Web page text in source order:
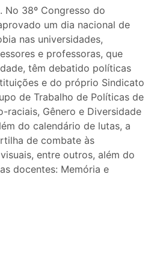
No 38º Congresso do
um dia nacional de
nas universidades,
e professoras, que
têm debatido políticas
e do próprio Sindicato
de Trabalho de Políticas de
raciais, Gênero e Diversidade
do calendário de lutas, a
de combate às
entre outros, além do
docentes: Memória e